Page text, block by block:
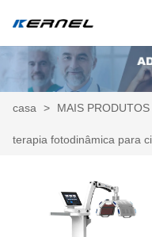
casa > MAIS PRODUTOS
terapia fotodinâmica para